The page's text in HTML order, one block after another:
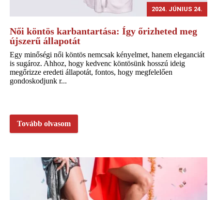
2024. JÚNIUS 24.
Női köntös karbantartása: Így őrizheted meg
újszerű állapotát
Egy minőségi női köntös nemcsak kényelmet, hanem eleganciát
is sugároz. Ahhoz, hogy kedvenc köntösünk hosszú ideig
megőrizze eredeti állapotát, fontos, hogy megfelelően
gondoskodjunk r...
Tovább olvasom